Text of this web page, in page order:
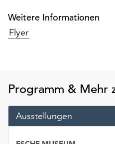
Verfügung.
Funktionale
Ihr
weiterhin
ausgeführt.
Weitere Informationen
Flyer
Programm & Mehr
Ausstellungen